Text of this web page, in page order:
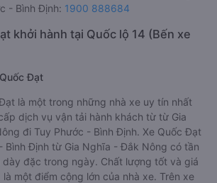
- Bình Định: 1900 888684
khởi hành tại Quốc lộ 14 (Bến xe
Đạt
là một trong những nhà xe uy tín nhất
dịch vụ vận tải hành khách từ từ Gia
đi Tuy Phước - Bình Định. Xe Quốc Đạt
Bình Định từ Gia Nghĩa - Đắk Nông có tần
dày đặc trong ngày. Chất lượng tốt và giá
một điểm cộng lớn của nhà xe. Trên xe